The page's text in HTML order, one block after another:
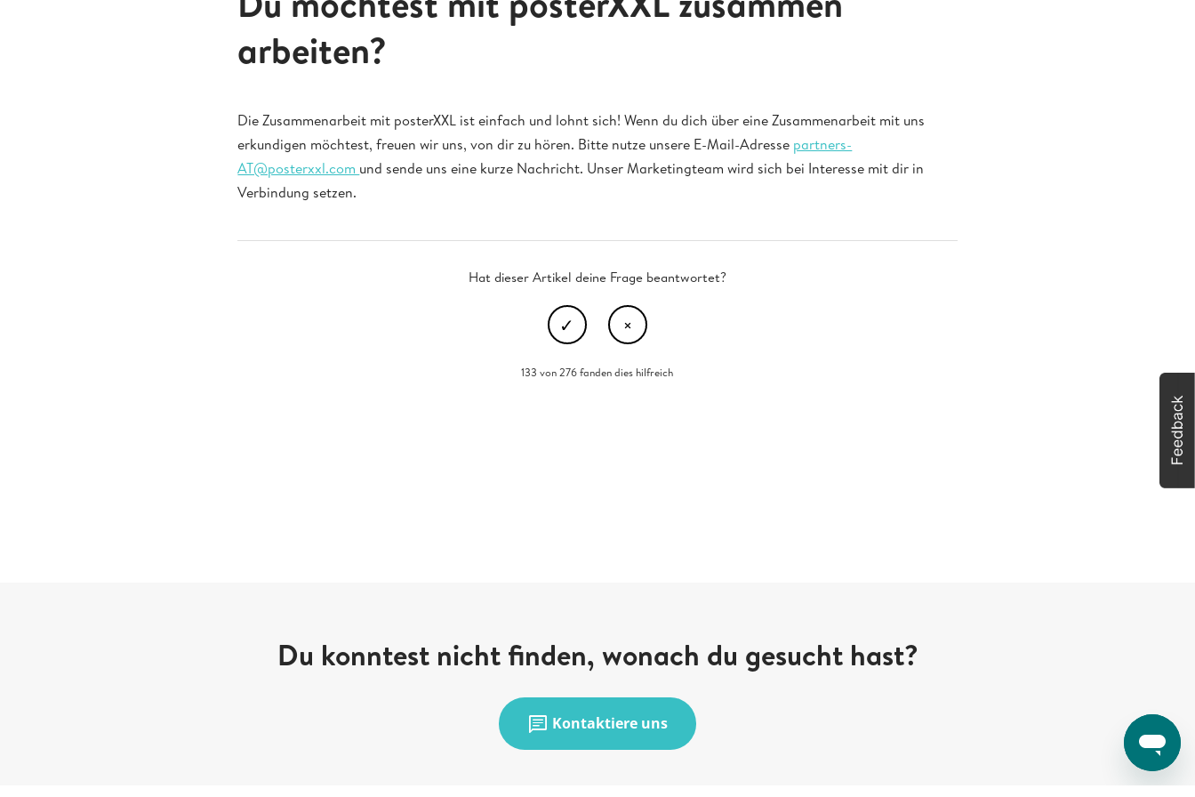
arbeiten?
Die Zusammenarbeit mit posterXXL ist einfach und lohnt sich! Wenn du dich über eine Zusammenarbeit mit uns
erkundigen möchtest, freuen wir uns, von dir zu hören. Bitte nutze unsere E-Mail-Adresse partners-
AT@posterxxl.com und sende uns eine kurze Nachricht. Unser Marketingteam wird sich bei Interesse mit dir in
Verbindung setzen.
Hat dieser Artikel deine Frage beantwortet?
133 von 276 fanden dies hilfreich
Du konntest nicht finden, wonach du gesucht hast?
chat Kontaktiere uns